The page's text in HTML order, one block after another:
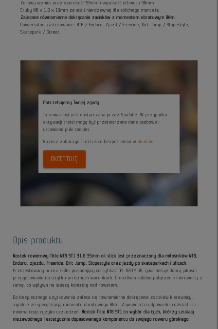
Zerowy wznios oraz szerokość 58mm i wysokość uchwytu 38mm.
Śruby M6 x 1.0 x 18mm ze stali nierdzewnej dla solidnego montażu.
Zalecane równomierne dokręcanie zacisków z momentem obrotowym 8Nm.
Uniwersalne zastosowanie: MTB / Enduro, Zjazd / Freeride, Dirt Jump / Slopestyle,
Skatepark / Street.
Potrzebujemy Twojej zgody
Ta zawartość jest dostarczana przez YouTube. W przypadku
aktywacji treści mogą być przetwarzane dane osobowe i
ustawiane pliki cookies.
Możesz zobaczyc film także bezpośrednio w YouTube
AKCEPTUJĘ
Opis produktu
Mostek rowerowy Title MTB ST1 31.8 35mm oil slick jest przeznaczony dla miłośników MTB,
Enduro, zjazdu, Freeride, Dirt Jump, Slopestyle oraz jazdy po skateparkach i ulicach.
Przetestowany przez EFBE i posiadający certyfikat TRI-TEST® GR, gwarantuje dobrą jakość i
przygotowanie do użytku w różnych warunkach. Umożliwia solidne połączenie kierownicy z
ramą, co wpływa na lepszą kontrolę nad rowerem.
Do bezpiecznego użytkowania zaleca się równomierne dokręcanie zacisków kierownicy,
zgodnie ze specyfikacją momentu obrotowego 8Nm. Zapewnia to odpowiedni rozkład sił i
minimalizuje ryzyko uszkodzeń. Mostek Title MTB ST1 to wybór dla tych, którzy szukają
niezawodnego i estetycznie dopasowanego komponentu do swojego roweru górskiego.